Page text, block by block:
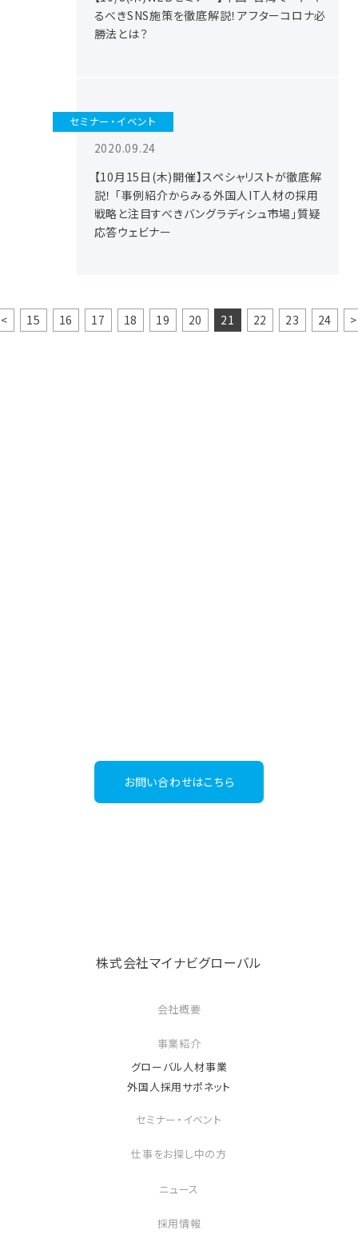
るべきSNS施策を徹底解説！アフターコロナ必
勝法とは？
セミナー・イベント
2020.09.24
【10月15日(木)開催】スペシャリストが徹底解
説！ 「事例紹介からみる外国人IT人材の採用
戦略と注目すべきバングラディシュ市場」質疑
応答ウェビナー
< 15 16 17 18 19 20 21 22 23 24 >
お問い合わせはこちら
株式会社マイナビグローバル
会社概要
事業紹介
グローバル人材事業
外国人採用サポネット
セミナー・イベント
仕事をお探し中の方
ニュース
採用情報